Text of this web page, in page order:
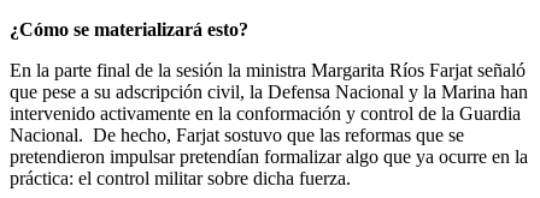
Telegram
¿Cómo se materializará esto?
En la parte final de la sesión la ministra Margarita Ríos Farjat señaló
que pese a su adscripción civil, la Defensa Nacional y la Marina han
intervenido activamente en la conformación y control de la Guardia
Nacional. De hecho, Farjat sostuvo que las reformas que se
pretendieron impulsar pretendían formalizar algo que ya ocurre en la
práctica: el control militar sobre dicha fuerza.